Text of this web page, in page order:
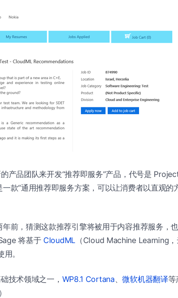
产品团队来开发“推荐即服务”产品，代号是
一款“通用推荐即服务方案，可以让消费者以直观的
前，猜测这款推荐引擎将被用于内容推荐服务，
将基于 CloudML （Cloud Machine Learning
。
技术领域之一， WP8.1 Cortana 、微软机器翻译等
）